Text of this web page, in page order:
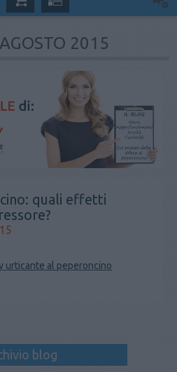
2015
quali effetti
urticante al peperoncino
blog